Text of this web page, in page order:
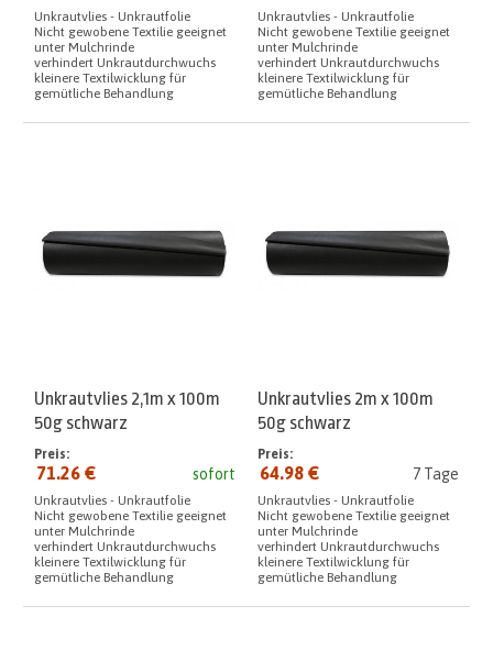
Unkrautvlies - Unkrautfolie
Nicht gewobene Textilie geeignet
unter Mulchrinde
verhindert Unkrautdurchwuchs
kleinere Textilwicklung für
gemütliche Behandlung
Unkrautvlies - Unkrautfolie
Nicht gewobene Textilie geeignet
unter Mulchrinde
verhindert Unkrautdurchwuchs
kleinere Textilwicklung für
gemütliche Behandlung
Unkrautvlies 2,1m x 100m
50g schwarz
sofort
Preis:
71.26 €
Unkrautvlies - Unkrautfolie
Nicht gewobene Textilie geeignet
unter Mulchrinde
verhindert Unkrautdurchwuchs
kleinere Textilwicklung für
gemütliche Behandlung
Unkrautvlies 2m x 100m
50g schwarz
7 Tage
Preis:
64.98 €
Unkrautvlies - Unkrautfolie
Nicht gewobene Textilie geeignet
unter Mulchrinde
verhindert Unkrautdurchwuchs
kleinere Textilwicklung für
gemütliche Behandlung